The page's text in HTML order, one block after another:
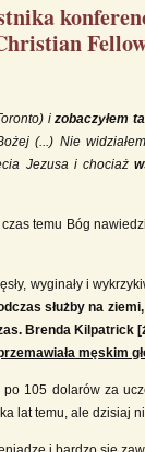
izobaczyłem
(...) Nie
Jezusa i chociaż
temu Bóg
wyginały i
służby na
Brenda
męskim
po 105 dolarów za
lat temu, ale dzisiaj